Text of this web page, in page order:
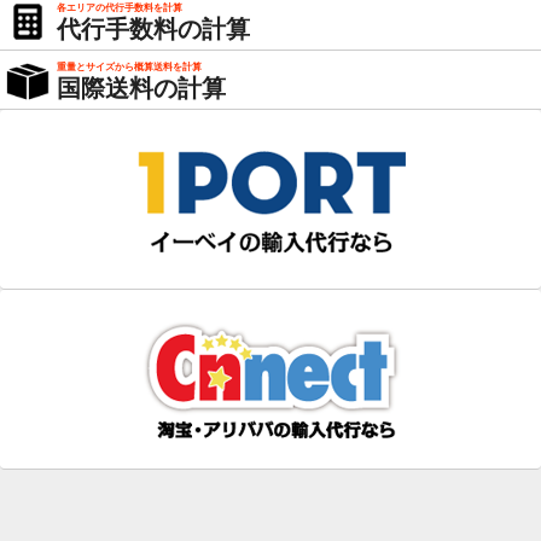
各エリアの代行手数料を計算
代行手数料の計算
重量とサイズから概算送料を計算
国際送料の計算